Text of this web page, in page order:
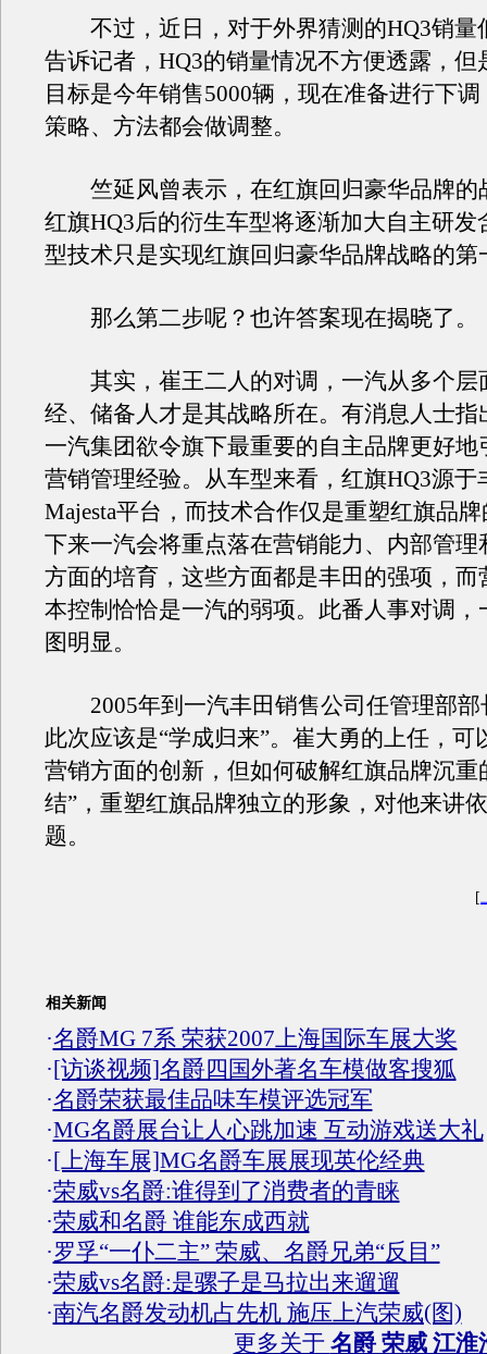
不过，近日，对于外界猜测的HQ3销量
告诉记者，HQ3的销量情况不方便透露，但
目标是今年销售5000辆，现在准备进行下
策略、方法都会做调整。
竺延风曾表示，在红旗回归豪华品牌的
红旗HQ3后的衍生车型将逐渐加大自主研发
型技术只是实现红旗回归豪华品牌战略的第
那么第二步呢？也许答案现在揭晓了。
其实，崔王二人的对调，一汽从多个层
经、储备人才是其战略所在。有消息人士指
一汽集团欲令旗下最重要的自主品牌更好地
营销管理经验。从车型来看，红旗HQ3源于
Majesta平台，而技术合作仅是重塑红旗品
下来一汽会将重点落在营销能力、内部管理
方面的培育，这些方面都是丰田的强项，而
本控制恰恰是一汽的弱项。此番人事对调，
图明显。
2005年到一汽丰田销售公司任管理部部
此次应该是“学成归来”。崔大勇的上任，可
营销方面的创新，但如何破解红旗品牌沉重
结”，重塑红旗品牌独立的形象，对他来讲
题。
[
相关新闻
·名爵MG 7系 荣获2007上海国际车展大奖
·[访谈视频]名爵四国外著名车模做客搜狐
·名爵荣获最佳品味车模评选冠军
·MG名爵展台让人心跳加速 互动游戏送大礼
·[上海车展]MG名爵车展展现英伦经典
·荣威vs名爵:谁得到了消费者的青睐
·荣威和名爵 谁能东成西就
·罗孚“一仆二主” 荣威、名爵兄弟“反目”
·荣威vs名爵:是骡子是马拉出来遛遛
·南汽名爵发动机占先机 施压上汽荣威(图)
更多关于 名爵 荣威 江淮